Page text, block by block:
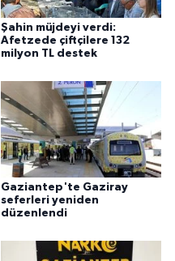
Şahin müjdeyi verdi:
Afetzede çiftçilere 132
milyon TL destek
Gaziantep'te Gaziray
seferleri yeniden
düzenlendi